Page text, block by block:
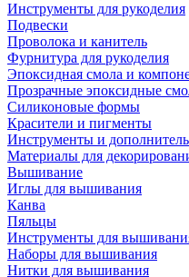
Инструменты для рукоделия
Подвески
Проволока и канитель
Фурнитура для рукоделия
Эпоксидная смола и
Прозрачные эпоксидные
Силиконовые формы
Красители и пигменты
Инструменты и
Материалы для
Вышивание
Иглы для вышивания
Канва
Пяльцы
Инструменты для
Наборы для вышивания
Нитки для вышивания